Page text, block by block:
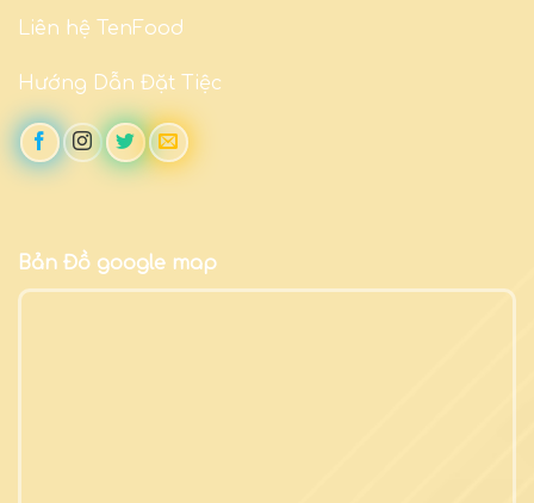
Liên hệ TenFood
Hướng Dẫn Đặt Tiệc
Bản Đồ google map